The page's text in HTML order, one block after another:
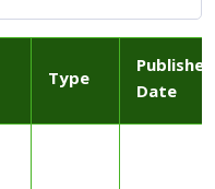
Type
Published
Date